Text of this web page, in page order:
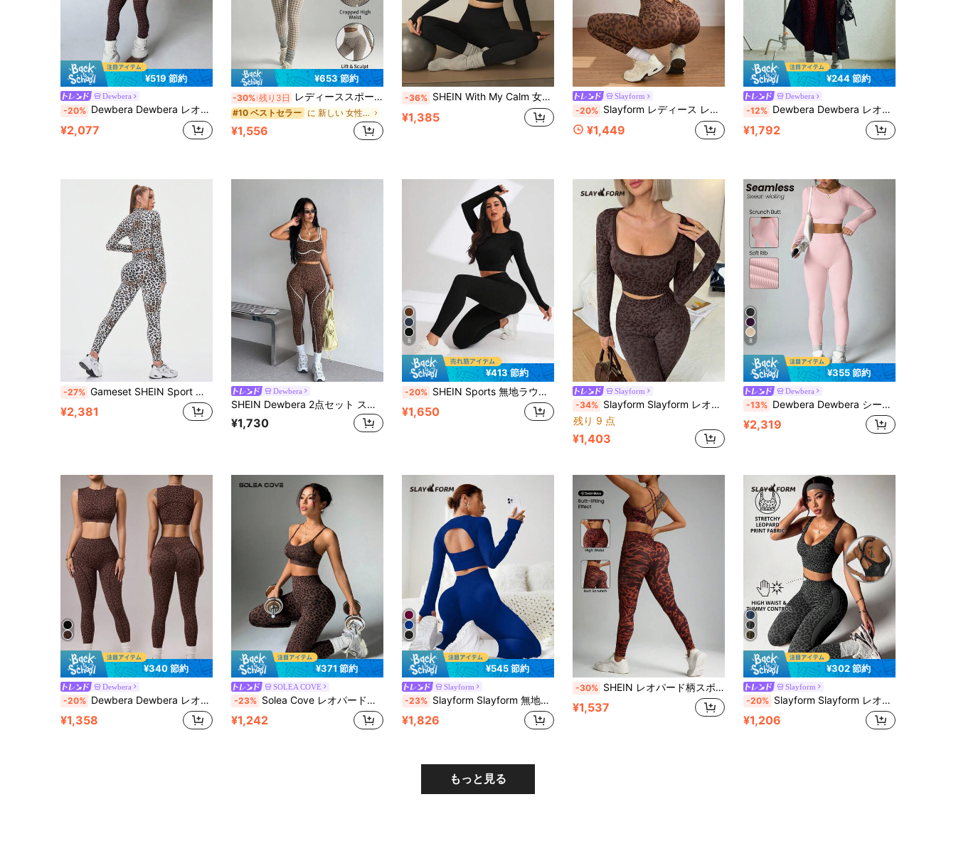
¥519 節約
Dewbera
-20% Dewbera Dewbera レオパード柄 フード付き ジップアップ サムホール付き 長袖スウェットシャツ と 7/8丈レギンス 2点セット スポーツウェア ランニング フィットネス ヨガ
¥2,077
¥653 節約
-30% 残り3日 レディーススポーツセット ハウンドトゥース柄トップ + フィットネスレギンスセット、ヨガ、デイリーウェア、アウトドアワールドカップファンアウトフィット
#10 ベストセラー に 新しい 女性用スポーツセット
¥1,556
-36% SHEIN With My Calm 女性用無地ラウンドネック中空長袖トップとタイトレギンスのカジュアルスポーツウェアセット、デイリーワークアウトに
¥1,385
Slayform
-20% Slayform レディース レオパード柄 クロップドタンクトップ & レギンス スポーツセット
¥1,449
¥244 節約
Dewbera
-12% Dewbera Dewbera レオパード柄クロップドトップ&ゴールドパンツ セットアップ レディースカジュアルスポーツウェア 2点セット
¥1,792
-27% Gameset SHEIN Sport レオパード柄長袖Tシャツとレギンススポーツスーツ（レディース）
¥2,381
Dewbera
SHEIN Dewbera 2点セット スポーツウェア シームレス タイト ヨガ フィットネス タンクトップ ハイウエスト カラーブロック ワークアウト ランニング レギンス
¥1,730
8
¥413 節約
-20% SHEIN Sports 無地ラウンドネック長袖カジュアルミニマルトップ&パンツセット、スポーツウェア ジムセット ワークアウトウーメンセット ウーマンレギンスセット
¥1,650
Slayform
-34% Slayform Slayform レオパード柄シームレスセット、ボディリフト ブラウン ヨガセット、2ピース ワークアウトレギンス ジムウェア レディース、秋 セクシー アスレチック カプリセット
残り 9 点
¥1,403
8
¥355 節約
Dewbera
-13% Dewbera Dewbera シームレス 高弾性 レディース 無地 ラウンドネック 長袖トップス ハイウエスト ロングパンツ スポーツスーツ
¥2,319
¥340 節約
Dewbera
-20% Dewbera Dewbera レオパード柄 スリムフィット スリーブレストップ とクロップドレギンス 2点セット ランニング、フィットネス、ヨガ、ダンス用
¥1,358
¥371 節約
SOLEA COVE
-23% Solea Cove レオパード柄 スポーツブラ&レギンスセット ストレッチ性抜群 ワークアウトウィメンズ
¥1,242
¥545 節約
Slayform
-23% Slayform Slayform 無地バックレス 長袖&ロングパンツ シームレス 高弾性 スポーツセット ワークアウト レディースセット レディースレギンスセット
¥1,826
-30% SHEIN レオパード柄スポーツブラ&レギンス 2点セット レディース
¥1,537
¥302 節約
Slayform
-20% Slayform Slayform レオパード柄 ツイスト Vネック タンクトップ とレギンス ヨガ ワークアウト ランニング スポーツスーツ 1セット
¥1,206
もっと見る